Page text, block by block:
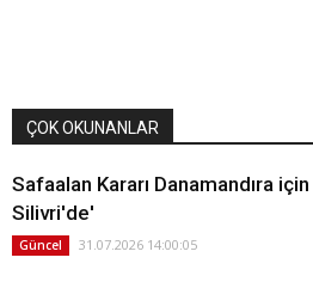
ÇOK OKUNANLAR
Safaalan Kararı Danamandıra
Silivri'de'
Güncel 31.07.2026 14:00:05